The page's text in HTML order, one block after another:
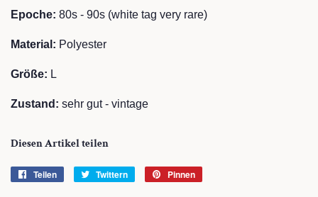
Epoche: 80s - 90s (white tag very rare)
Material: Polyester
Größe: L
Zustand: sehr gut - vintage
Diesen Artikel teilen
Teilen Twittern Pinnen